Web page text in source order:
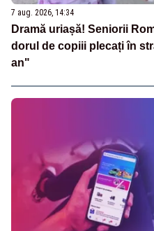
7 aug. 2026, 14:34
Dramă uriașă! Seniorii
dorul de copiii plecați în
an"